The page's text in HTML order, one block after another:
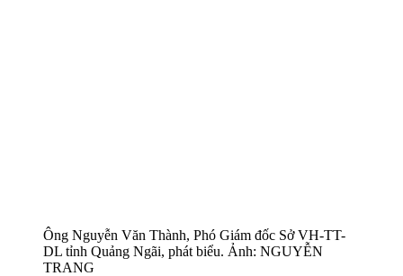
Ông Nguyễn Văn Thành, Phó Giám đốc Sở VH-TT-
DL tỉnh Quảng Ngãi, phát biểu. Ảnh: NGUYỄN
TRANG